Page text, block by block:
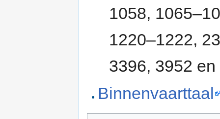
1058,
1220–1222,
3396, 3952 en
Binnenvaarttaal